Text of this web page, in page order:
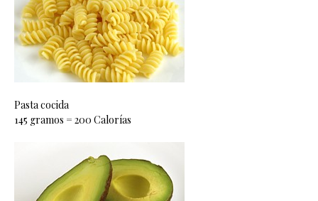
Pasta cocida
145 gramos = 200 Calorías